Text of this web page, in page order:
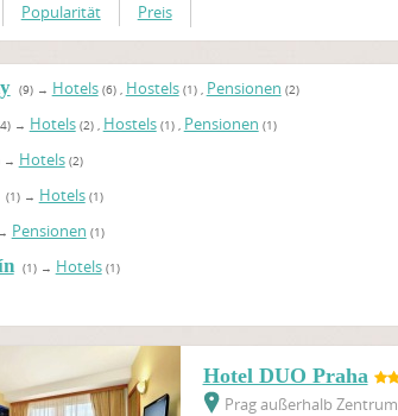
Popularität Preis
(9)→ Hotels (6), Hostels (1), Pensionen (2)
→ Hotels (2), Hostels (1), Pensionen (1)
→ Hotels (2)
(1)→ Hotels (1)
Pensionen (1)
(1)→ Hotels (1)
Hotel DUO Praha
Prag außerhalb Zentrum